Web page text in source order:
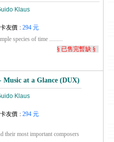
Klaus
友價 : 294 元
species of time .........
§ 已售完暫缺 §
Music at a Glance (DUX)
Klaus
友價 : 294 元
their most important composers